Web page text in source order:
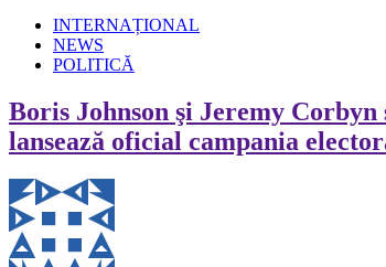
INTERNAȚIONAL
NEWS
POLITICĂ
Boris Johnson şi Jeremy
lansează oficial campania